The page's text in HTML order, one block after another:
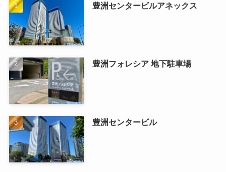
豊洲センタービルアネックス
豊洲フォレシア 地下駐車場
豊洲センタービル